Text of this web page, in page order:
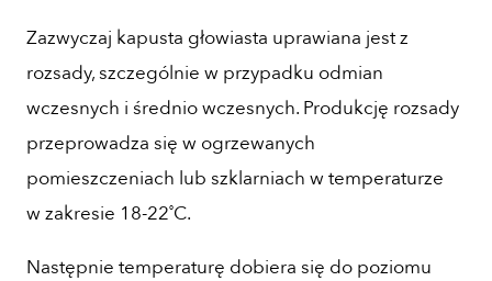
Zazwyczaj kapusta głowiasta uprawiana jest z
rozsady, szczególnie w przypadku odmian
wczesnych i średnio wczesnych. Produkcję rozsady
przeprowadza się w ogrzewanych
pomieszczeniach lub szklarniach w temperaturze
w zakresie 18-22˚C.
Następnie temperaturę dobiera się do poziomu